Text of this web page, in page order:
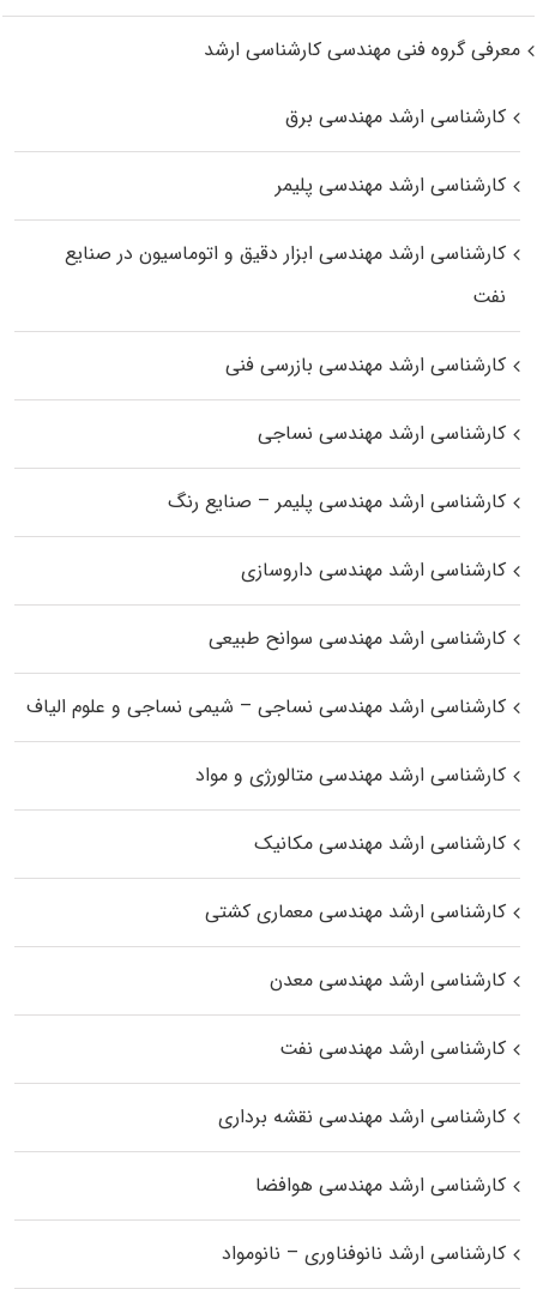
معرفی گروه فنی مهندسی کارشناسی ارشد
کارشناسی ارشد مهندسی برق
کارشناسی ارشد مهندسی پلیمر
کارشناسی ارشد مهندسی ابزار دقیق و اتوماسیون در صنایع
نفت
کارشناسی ارشد مهندسی بازرسی فنی
کارشناسی ارشد مهندسی نساجی
کارشناسی ارشد مهندسی پلیمر – صنایع رنگ
کارشناسی ارشد مهندسی داروسازی
کارشناسی ارشد مهندسی سوانح طبیعی
کارشناسی ارشد مهندسی نساجی – شیمی نساجی و علوم الیاف
کارشناسی ارشد مهندسی متالورژی و مواد
کارشناسی ارشد مهندسی مکانیک
کارشناسی ارشد مهندسی معماری کشتی
کارشناسی ارشد مهندسی معدن
کارشناسی ارشد مهندسی نفت
کارشناسی ارشد مهندسی نقشه برداری
کارشناسی ارشد مهندسی هوافضا
کارشناسی ارشد نانوفناوری – نانومواد